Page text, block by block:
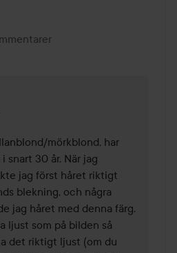
lades 2 månader
mörkblond, har
snart 30 år. När jag
jag först håret riktigt
blekning, och några
jag håret med denna färg.
ljust som på bilden så
det riktigt ljust (om du